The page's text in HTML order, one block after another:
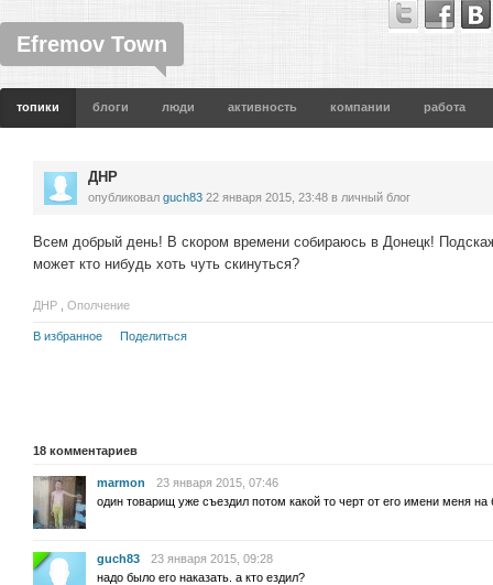
Efremov Town
топики блоги люди активность компании работа
ДНР
опубликовал guch83 22 января 2015, 23:48 в личный блог
Всем добрый день! В скором времени собираюсь в Донецк!
может кто нибудь хоть чуть скинуться?
ДНР Ополчение
В избранное Поделиться
18 комментариев
marmon
23 января 2015, 07:46
один товарищ уже съездил потом какой то черт от его имени меня на
guch83
23 января 2015, 09:28
надо было его наказать. а кто ездил?